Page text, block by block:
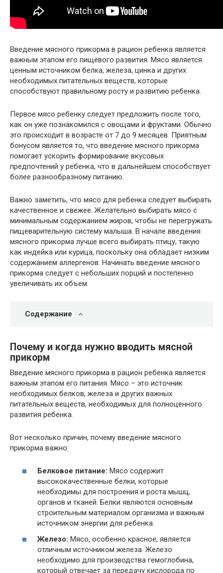
Введение мясного прикорма в рацион ребенка является
важным этапом его пищевого развития. Мясо является
ценным источником белка, железа, цинка и других
необходимых питательных веществ, которые
способствуют правильному росту и развитию ребенка.
Первое мясо ребенку следует предложить после того,
как он уже познакомился с овощами и фруктами. Обычно
это происходит в возрасте от 7 до 9 месяцев. Приятным
бонусом является то, что введение мясного прикорма
помогает ускорить формирование вкусовых
предпочтений у ребенка, что в дальнейшем способствует
более разнообразному питанию.
Важно заметить, что мясо для ребенка следует выбирать
качественное и свежее. Желательно выбирать мясо с
минимальным содержанием жиров, чтобы не перегружать
пищеварительную систему малыша. В начале введения
мясного прикорма лучше всего выбирать птицу, такую
как индейка или курица, поскольку она обладает низким
содержанием аллергенов. Начинать введение мясного
прикорма следует с небольших порций и постепенно
увеличивать их объем.
Содержание
Почему и когда нужно вводить мясной
прикорм
Введение мясного прикорма в рацион ребенка является
важным этапом его питания. Мясо – это источник
необходимых белков, железа и других важных
питательных веществ, необходимых для полноценного
развития ребенка.
Вот несколько причин, почему введение мясного
прикорма важно:
Белковое питание: Мясо содержит
высококачественные белки, которые
необходимы для построения и роста мышц,
органов и тканей. Белки являются основным
строительным материалом организма и важным
источником энергии для ребенка.
Железо: Мясо, особенно красное, является
отличным источником железа. Железо
необходимо для производства гемоглобина,
который отвечает за передачу кислорода по